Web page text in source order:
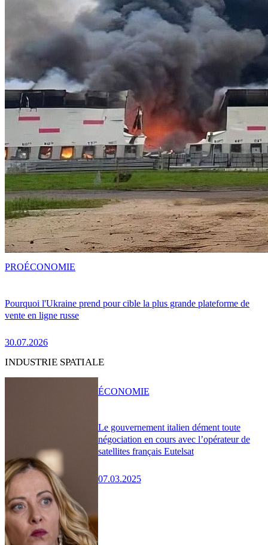
Pourquoi l'Ukraine prend pour cible la plus grande plateforme de
vente en ligne russe
30.07.2026
PROÉCONOMIE
INDUSTRIE SPATIALE
Le gouvernement italien dément toute
négociation en cours avec l’opérateur de
satellites français Eutelsat
07.03.2025
ÉCONOMIE